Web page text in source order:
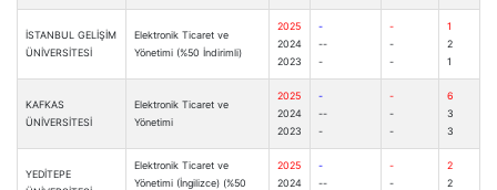
İSTANBUL GELİŞİM
ÜNİVERSİTESİ
Elektronik Ticaret ve
Yönetimi (%50 İndirimli)
2025
2024
2023
-
--
-
-
-
-
1
2
1
KAFKAS
ÜNİVERSİTESİ
Elektronik Ticaret ve
Yönetimi
2025
2024
2023
-
--
-
-
-
-
6
3
3
YEDİTEPE
Elektronik Ticaret ve
Yönetimi (İngilizce) (%50
2025
2024
-
--
-
-
2
2